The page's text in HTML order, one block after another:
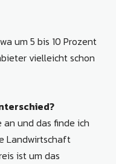
um 5 bis 10 Prozent
vielleicht schon
an und das finde ich
Landwirtschaft
ist um das